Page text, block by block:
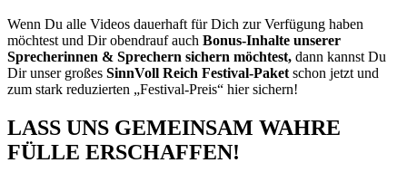
Wenn Du alle Videos dauerhaft für Dich zur Verfügung haben
möchtest und Dir obendrauf auch Bonus-Inhalte unserer
Sprecherinnen & Sprechern sichern möchtest, dann kannst Du
Dir unser großes SinnVoll Reich Festival-Paket schon jetzt und
zum stark reduzierten „Festival-Preis“ hier sichern!
LASS UNS GEMEINSAM WAHRE
FÜLLE ERSCHAFFEN!